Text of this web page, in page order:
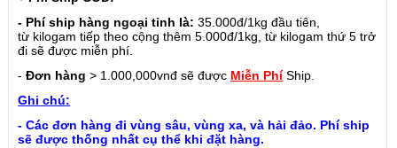
- Phí ship hàng ngoại tỉnh là: 35.000đ/1kg đầu tiên,
từ kilogam tiếp theo cộng thêm 5.000đ/1kg, từ kilogam thứ 5 trở
đi sẽ được miễn phí.
-Đơn hàng > 1.000,000vnđ sẽ được Miễn PhíShip.
Ghi chú:
- Các đơn hàng đi vùng sâu, vùng xa, và hải đảo. Phí ship
sẽ được thống nhất cụ thể khi đặt hàng.